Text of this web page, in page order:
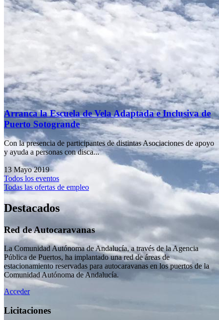
Arranca la Escuela de Vela Adaptada e Inclusiva de
Puerto Sotogrande
Con la presencia de participantes de distintas Asociaciones de apoyo
y ayuda a personas con disca...
13 Mayo 2019
Todos los eventos
Todas las ofertas de empleo
Destacados
Red de Autocaravanas
La Comunidad Autónoma de Andalucía, a través de la Agencia
Pública de Puertos, ha implantado una red de áreas de
estacionamiento reservadas para autocaravanas en los puertos de la
Comunidad Autónoma de Andalucía.
Acceder
Licitaciones